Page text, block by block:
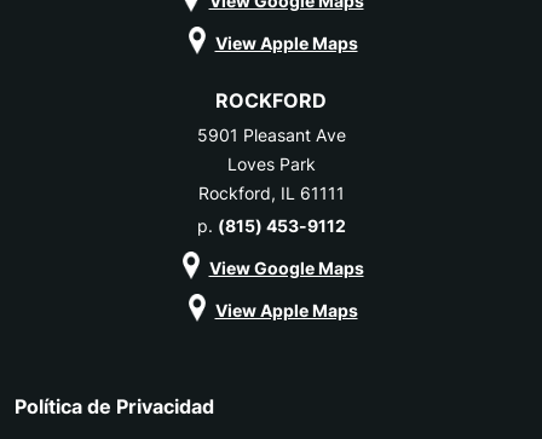
View Apple Maps
ROCKFORD
5901 Pleasant Ave
Loves Park
Rockford, IL 61111
p. (815) 453-9112
View Google Maps
View Apple Maps
Política de Privacidad